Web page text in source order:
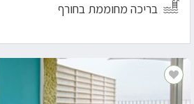
בריכה מחוממת בחורף